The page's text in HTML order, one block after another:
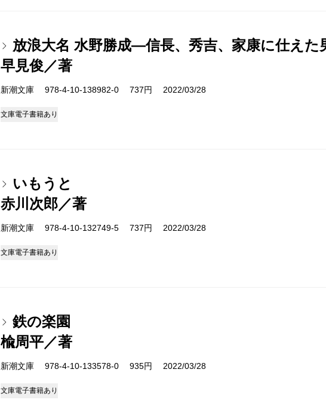
放浪大名 水野勝成―信長、秀吉、家康に仕え
早見俊／著
新潮文庫 978-4-10-138982-0 737円 2022/03/28
文庫電子書籍あり
いもうと
赤川次郎／著
新潮文庫 978-4-10-132749-5 737円 2022/03/28
文庫電子書籍あり
鉄の楽園
楡周平／著
新潮文庫 978-4-10-133578-0 935円 2022/03/28
文庫電子書籍あり